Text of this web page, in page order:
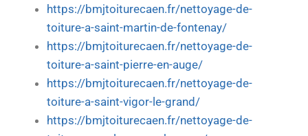
https://bmjtoiturecaen.fr/nettoyage-de-
toiture-a-saint-martin-de-fontenay/
https://bmjtoiturecaen.fr/nettoyage-de-
toiture-a-saint-pierre-en-auge/
https://bmjtoiturecaen.fr/nettoyage-de-
toiture-a-saint-vigor-le-grand/
https://bmjtoiturecaen.fr/nettoyage-de-